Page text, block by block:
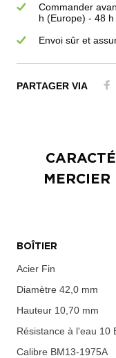
Commander
h (Europe) - 48
Envoi sûr et
PARTAGER VIA
BOÎTIER
Acier Fin
Diamètre 42,0 mm
Hauteur 10,70 mm
Résistance à l'eau 10
Calibre BM13-1975A